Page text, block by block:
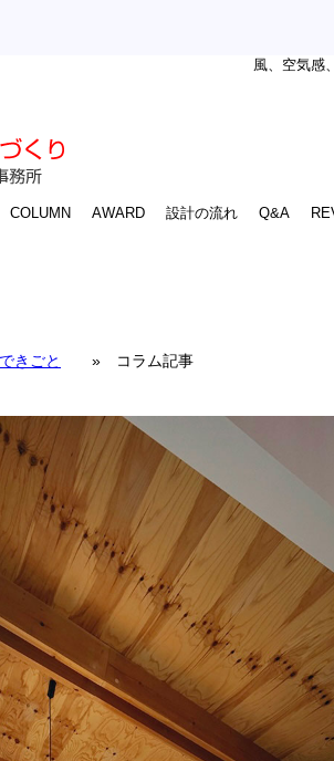
風、空気感
COLUMN AWARD 設計の流れ Q&A
きごと » コラム記事